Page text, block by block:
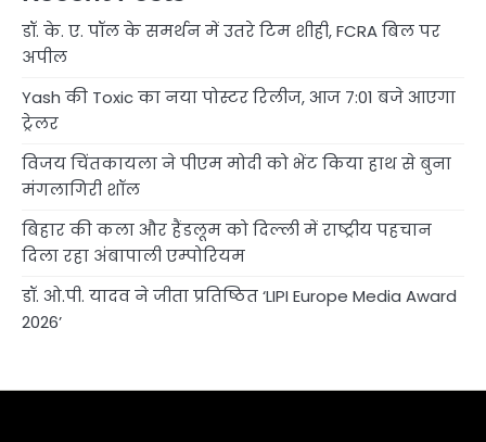
डॉ. के. ए. पॉल के समर्थन में उतरे टिम शीही, FCRA बिल पर
अपील
Yash की Toxic का नया पोस्टर रिलीज, आज 7:01 बजे आएगा
ट्रेलर
विजय चिंतकायला ने पीएम मोदी को भेंट किया हाथ से बुना
मंगलागिरी शॉल
बिहार की कला और हैंडलूम को दिल्ली में राष्ट्रीय पहचान
दिला रहा अंबापाली एम्पोरियम
डॉ. ओ.पी. यादव ने जीता प्रतिष्ठित ‘LIPI Europe Media Award
2026’